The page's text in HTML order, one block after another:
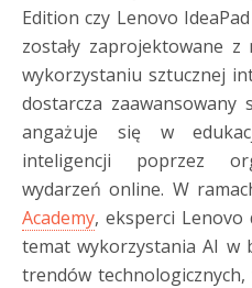
Edition czy Lenovo
zostały zaprojektowane z
wykorzystaniu sztucznej
dostarcza
angażuje się w
inteligencji poprzez
wydarzeń online. W
Academy, eksperci Lenovo
temat wykorzystania AI w
trendów